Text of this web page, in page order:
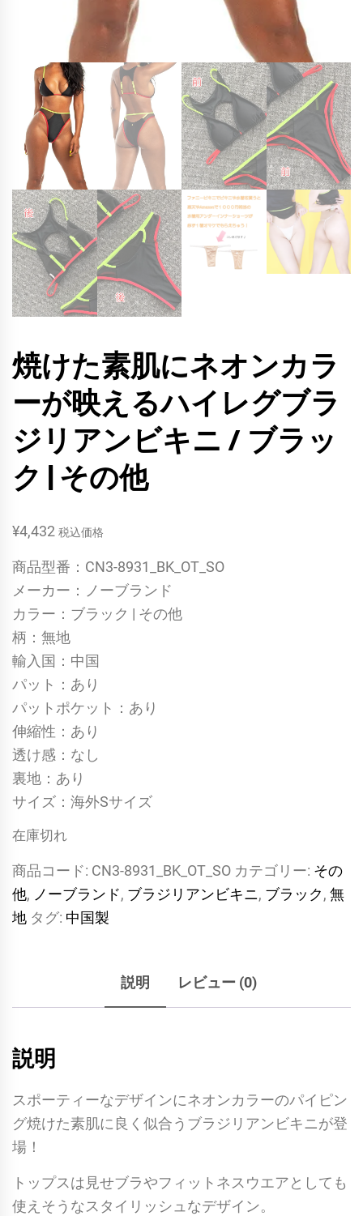
焼けた素肌にネオンカラ
ーが映えるハイレグブラ
ジリアンビキニ / ブラッ
ク | その他
¥4,432 税込価格
商品型番：CN3-8931_BK_OT_SO
メーカー：ノーブランド
カラー：ブラック | その他
柄：無地
輸入国：中国
パット：あり
パットポケット：あり
伸縮性：あり
透け感：なし
裏地：あり
サイズ：海外Sサイズ
在庫切れ
商品コード: CN3-8931_BK_OT_SO カテゴリー: その
他, ノーブランド, ブラジリアンビキニ, ブラック, 無
地 タグ: 中国製
説明 レビュー (0)
説明
スポーティーなデザインにネオンカラーのパイピン
グ焼けた素肌に良く似合うブラジリアンビキニが登
場！
トップスは見せブラやフィットネスウエアとしても
使えそうなスタイリッシュなデザイン。